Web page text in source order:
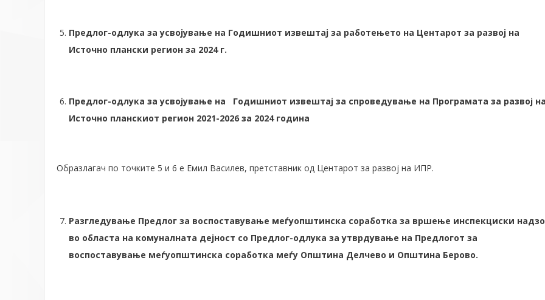
Предлог-одлука за усвојување на Годишниот извештај за работењето на Центарот за развој на
Источно плански регион за 2024 г.
Предлог-одлука за усвојување на Годишниот извештај за спроведување на Програмата за развој
Источно планскиот регион 2021-2026 за 2024 година
Образлагач по точките 5 и 6 е Емил Василев, претставник од Центарот за развој на ИПР.
Разгледување Предлог за воспоставување меѓуопштинска соработка за вршење инспекциски
во областа на комуналната дејност со Предлог-одлука за утврдување на Предлогот за
воспоставување меѓуопштинска соработка меѓу Општина Делчево и Општина Берово.